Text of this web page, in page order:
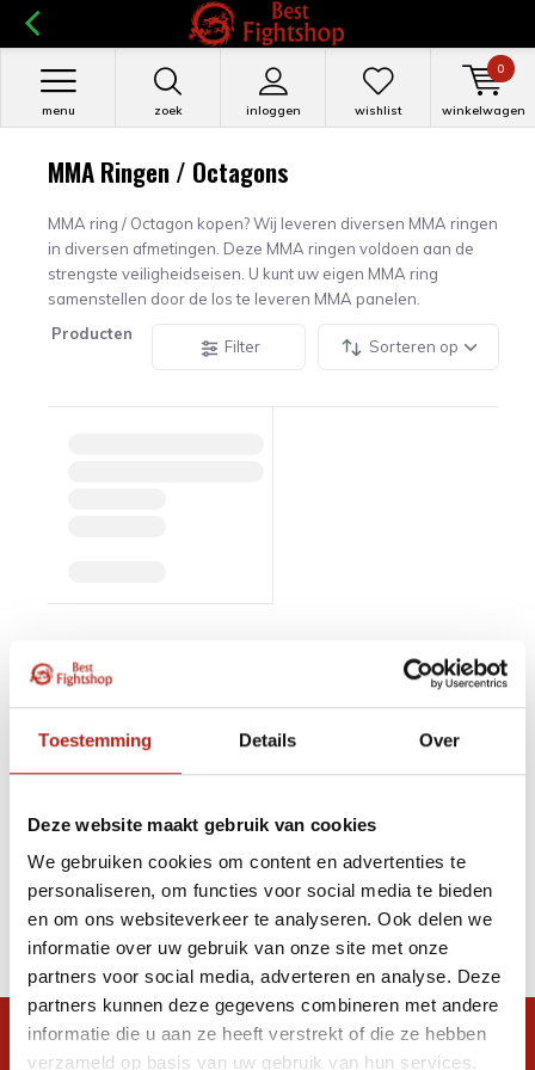
Toestemming Details Over
Deze website maakt gebruik van cookies
We gebruiken cookies om content en advertenties te
personaliseren, om functies voor social media te bieden
en om ons websiteverkeer te analyseren. Ook delen we
informatie over uw gebruik van onze site met onze
partners voor social media, adverteren en analyse. Deze
partners kunnen deze gegevens combineren met andere
informatie die u aan ze heeft verstrekt of die ze hebben
verzameld op basis van uw gebruik van hun services.
zoek inloggen
menu wishlist winkelwagen
0
MMA Ringen / Octagons
MMA ring / Octagon kopen? Wij leveren diversen MMA ringen
in diversen afmetingen. Deze MMA ringen voldoen aan de
strengste veiligheidseisen. U kunt uw eigen MMA ring
samenstellen door de los te leveren MMA panelen.
Producten
Filter Sorteren op
MMA Ringen / Octagons
MMA ring / Octagon kopen?
Wij leveren diversen MMA ringen in diversen afmetingen.
U kunt uw eigen MMA ring samenstellen door de los te
Voor berekening van de juiste verzendkosten maken
wij voor u een vrijblijvende offerte.
Snel antwoord op je vraag?